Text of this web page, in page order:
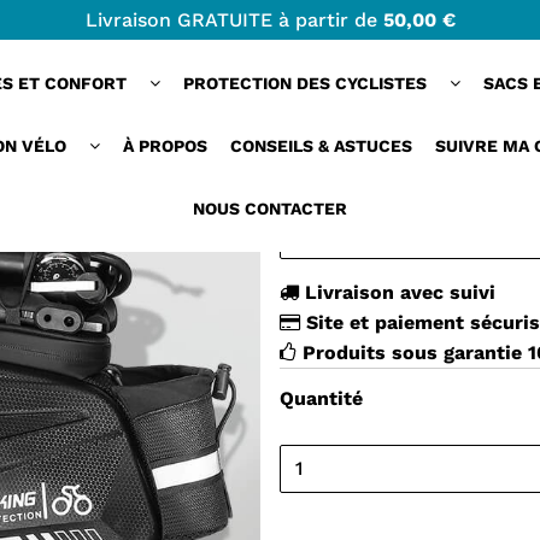
Livraison GRATUITE à partir de 50,00 €
ET CONFORT PROTECTION DES CYCLISTES SACS
VÉLO À PROPOS CONSEILS & ASTUCES SUIVRE MA
NOUS CONTACTER
8.6L étanche et pratique
PORTE BAGAGE
Livraison avec suivi
Site et paiement
Produits sous garantie
Quantité